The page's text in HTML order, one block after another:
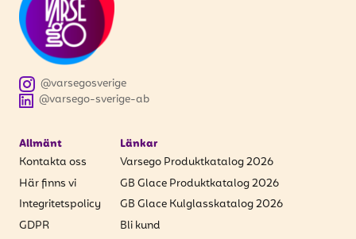
PRENUMERERA
@varsego-sverige-ab
@varsegosverige
Allmänt
Kontakta oss
Här finns vi
Integritetspolicy
GDPR
Länkar
Varsego Produktkatalog 2026
GB Glace Produktkatalog 2026
GB Glace Kulglasskatalog 2026
Bli kund